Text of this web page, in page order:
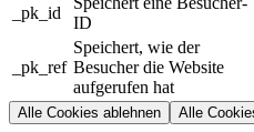
_pk_id
ID
_pk_ref
Speichert, wie der
Besucher die Website
aufgerufen hat
Alle Cookies ablehnen Alle